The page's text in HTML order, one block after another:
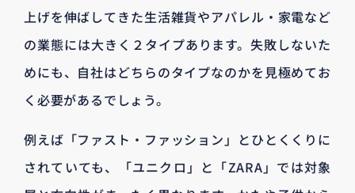
上げを伸ばしてきた生活雑貨やアパレル・家電など
の業態には大きく２タイプあります。失敗しないた
めにも、自社はどちらのタイプなのかを見極めてお
く必要があるでしょう。
例えば「ファスト・ファッション」とひとくくりに
されていても、「ユニクロ」と「ZARA」では対象